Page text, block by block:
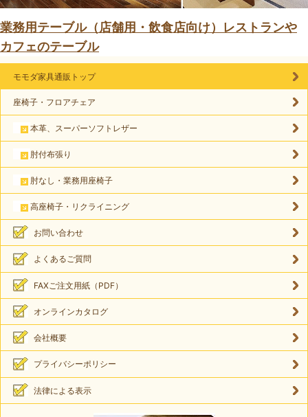
業務用テーブル（店舗用・飲食店向け）レストランや
カフェのテーブル
モモダ家具通販トップ
座椅子・フロアチェア
本革、スーパーソフトレザー
肘付布張り
肘なし・業務用座椅子
高座椅子・リクライニング
お問い合わせ
よくあるご質問
FAXご注文用紙（PDF）
オンラインカタログ
会社概要
プライバシーポリシー
法律による表示